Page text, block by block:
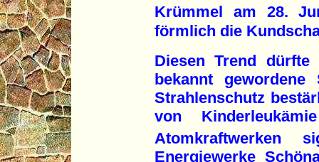
Krümmel am 28.
förmlich die
Diesen Trend
bekannt
Strahlenschutz
von
Atomkraftwerken
Energiewerke